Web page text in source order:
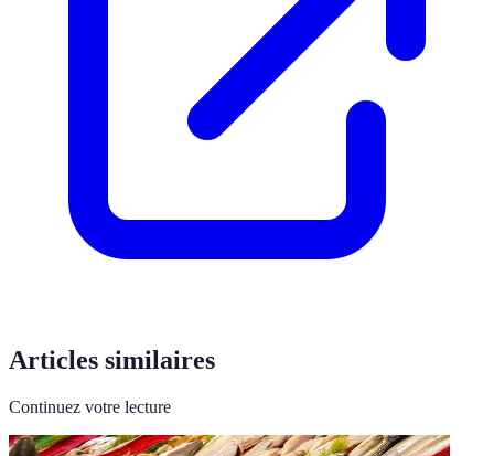
Articles similaires
Continuez votre lecture